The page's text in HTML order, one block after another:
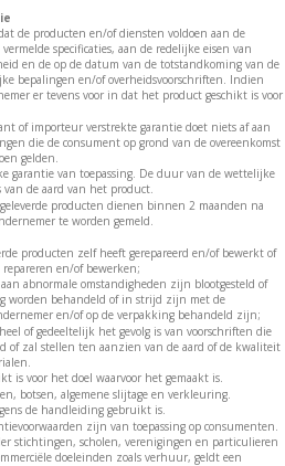
de producten en/of diensten voldoen aan de
specificaties, aan de redelijke eisen van
en de op de datum van de totstandkoming van de
bepalingen en/of overheidsvoorschriften. Indien
er tevens voor in dat het product geschikt is voor
of importeur verstrekte garantie doet niets af aan
die de consument op grond van de overeenkomst
gelden.
garantie van toepassing. De duur van de wettelijke
de aard van het product.
producten dienen binnen 2 maanden na
te worden gemeld.
producten zelf heeft gerepareerd en/of bewerkt of
en/of bewerken;
abnormale omstandigheden zijn blootgesteld of
worden behandeld of in strijd zijn met de
en/of op de verpakking behandeld zijn;
of gedeeltelijk het gevolg is van voorschriften die
of zal stellen ten aanzien van de aard of de kwaliteit
is voor het doel waarvoor het gemaakt is.
botsen, algemene slijtage en verkleuring.
de handleiding gebruikt is.
zijn van toepassing op consumenten.
stichtingen, scholen, verenigingen en particulieren
doeleinden zoals verhuur, geldt een